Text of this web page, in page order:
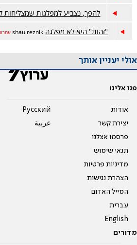
להפך, נצביע למפלגות שמצליחות
"זהות" היא לא מפלגה shaulreznik
אולי יעניין אותך
פנו אלינו
אודות
יצירת קשר
פרסמו אצלנו
תנאי שימוש
מדיניות פרטיות
הצהרת נגישות
המייל האדום
עברית
English
Pусский
عربية
מדורים